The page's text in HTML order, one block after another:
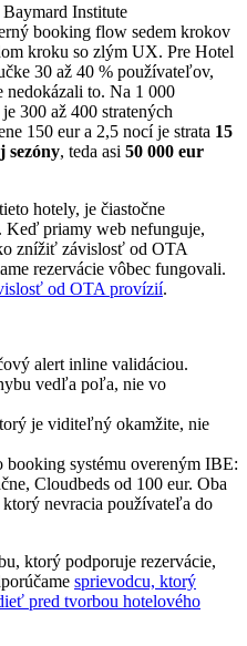
Institute
booking flow sedem krokov
kroku so zlým UX. Pre Hotel
30 až 40 % používateľov,
to. Na 1 000
300 až 400 stratených
150 eur a 2,5 nocí je strata 15
sezóny, teda asi 50 000 eur
hotely, je čiastočne
Keď priamy web nefunguje,
znížiť závislosť od OTA
rezervácie vôbec fungovali.
od OTA provízií.
alert inline validáciou.
vedľa poľa, nie vo
je viditeľný okamžite, nie
booking systému overeným IBE:
Cloudbeds od 100 eur. Oba
nevracia používateľa do
ktorý podporuje rezervácie,
sprievodcu, ktorý
pred tvorbou hotelového